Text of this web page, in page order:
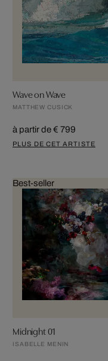
Wave on Wave
MATTHEW CUSICK
à partir de € 799
PLUS DE CET ARTISTE
Best-seller
Midnight 01
ISABELLE MENIN